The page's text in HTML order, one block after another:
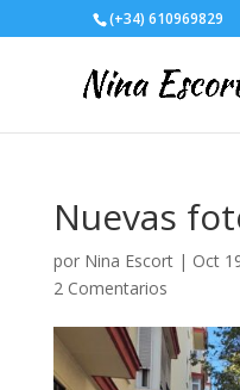
(+34) 610969829
Nuevas
por Nina Escort| Oct
2 Comentarios